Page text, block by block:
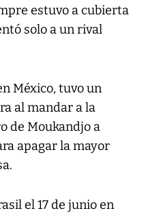
estuvo a cubierta
solo a un rival
México, tuvo un
al mandar a la
de Moukandjo a
apagar la mayor
el 17 de junio en